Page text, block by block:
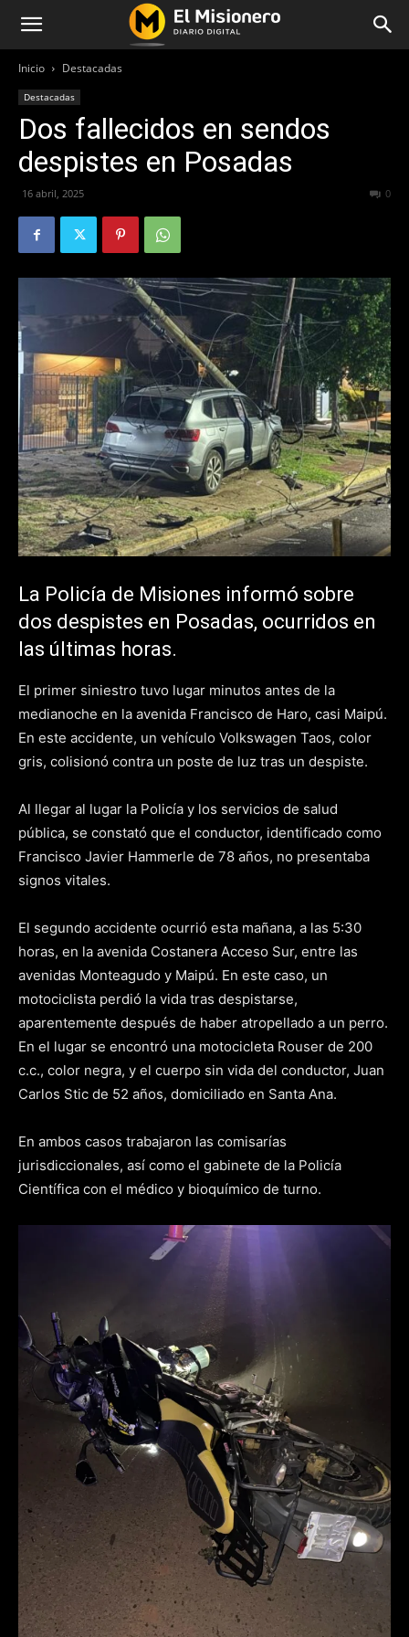
Inicio Destacadas
Destacadas
Dos fallecidos en sendos
despistes en Posadas
16 abril, 2025 0
La Policía de Misiones informó sobre
dos despistes en Posadas, ocurridos en
las últimas horas.
El primer siniestro tuvo lugar minutos antes de la
medianoche en la avenida Francisco de Haro, casi Maipú.
En este accidente, un vehículo Volkswagen Taos, color
gris, colisionó contra un poste de luz tras un despiste.
Al llegar al lugar la Policía y los servicios de salud
pública, se constató que el conductor, identificado como
Francisco Javier Hammerle de 78 años, no presentaba
signos vitales.
El segundo accidente ocurrió esta mañana, a las 5:30
horas, en la avenida Costanera Acceso Sur, entre las
avenidas Monteagudo y Maipú. En este caso, un
motociclista perdió la vida tras despistarse,
aparentemente después de haber atropellado a un perro.
En el lugar se encontró una motocicleta Rouser de 200
c.c., color negra, y el cuerpo sin vida del conductor, Juan
Carlos Stic de 52 años, domiciliado en Santa Ana.
En ambos casos trabajaron las comisarías
jurisdiccionales, así como el gabinete de la Policía
Científica con el médico y bioquímico de turno.